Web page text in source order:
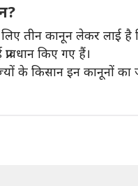
लिए तीन कानून लेकर
किए गए हैं।
के किसान इन कानूनों